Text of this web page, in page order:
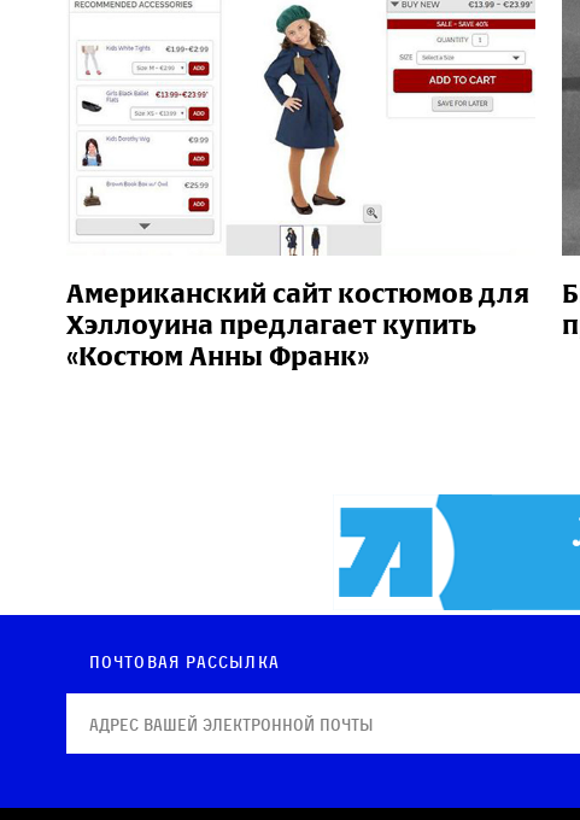
Американский сайт костюмов для
Хэллоуина предлагает купить
«Костюм Анны Франк»
Почтовая рассылка